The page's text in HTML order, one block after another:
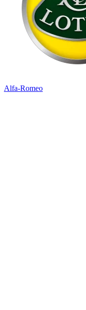
Alfa-Romeo